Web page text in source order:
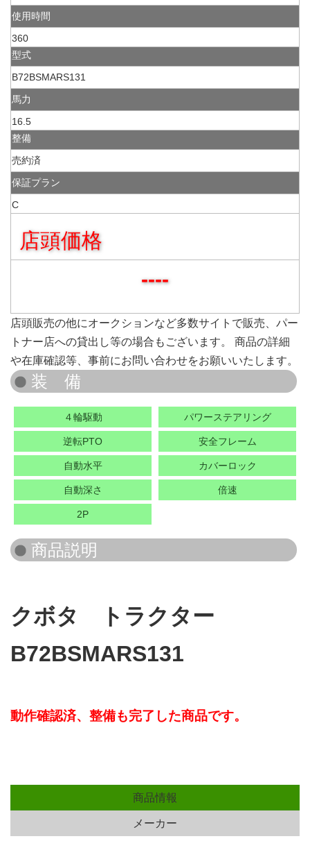
使用時間
360
型式
B72BSMARS131
馬力
16.5
整備
売約済
保証プラン
C
店頭価格
----
店頭販売の他にオークションなど多数サイトで販売、パー
トナー店への貸出し等の場合もございます。 商品の詳細
や在庫確認等、事前にお問い合わせをお願いいたします。
４輪駆動 パワーステアリング
逆転PTO 安全フレーム
自動水平 カバーロック
自動深さ 倍速
2P
クボタ トラクター
B72BSMARS131
動作確認済、 整備も完了した商品です。
商品情報
メーカー